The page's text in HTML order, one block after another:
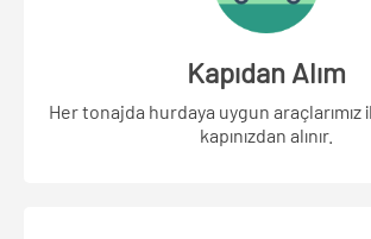
Kapıdan Alım
Her tonajda hurdaya uygun araçlarımız
kapınızdan alınır.